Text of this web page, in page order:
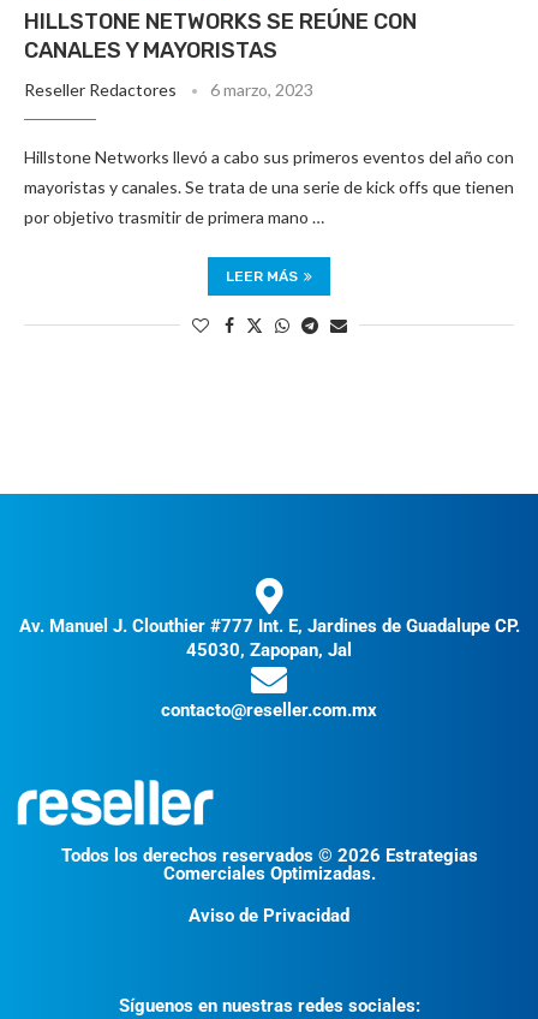
HILLSTONE NETWORKS SE REÚNE CON
CANALES Y MAYORISTAS
Reseller Redactores 6 marzo, 2023
Hillstone Networks llevó a cabo sus primeros eventos del año con
mayoristas y canales. Se trata de una serie de kick offs que tienen
por objetivo trasmitir de primera mano …
LEER MÁS
Av. Manuel J. Clouthier #777 Int. E, Jardines de Guadalupe CP.
45030, Zapopan, Jal
contacto@reseller.com.mx
Todos los derechos reservados © 2026 Estrategias
Comerciales Optimizadas.
Aviso de Privacidad
Síguenos en nuestras redes sociales: